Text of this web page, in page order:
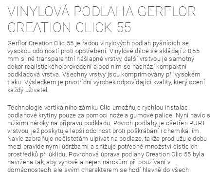
VINYLOVÁ PODLAHA GERFLOR
CREATION CLICK 55
Gerflor Creation Clic 55 je řadou vinylových podlah pyšnících se
vysokou odolností proti opotřebení. Vinylové dílce se skládají z 0,55
mm silné transparentní nášlapné vrstvy, další vrstvou je samotný
dekor realistického provedení a pod ním se nachází kompaktní
podkladová vrstva. Všechny vrstvy jsou komprimovány při vysokém
tlaku. Výsledkem je prvotřídní výrobek odpovídající kvality, který ocení
každý uživatel.
Technologie vertikálního zámku Clic umožňuje rychlou instalaci
podlahové krytiny pouze za pomoci nože a gumové palice. Nyní navíc s
nižšími nároky na přípravu podkladu. Povrch podlahy je ošetřen PUR+
vrstvou, jež poskytuje lepší odolnost proti poškrábání i chemikáliím.
Navíc zabraňuje nečistotám ulpívat na podlaze, takže prodlužuje dobu
mezi pravidelnými údržbami a snižuje potřebné množství čisticích
prostředků při úklidu. Povrchová úprava podlahy Creation Clic 55 byla
navržena tak, aby vyhověla nejen nárokům při používání v
domácnostech, ale svým charakterem se hodí hlavně do všech